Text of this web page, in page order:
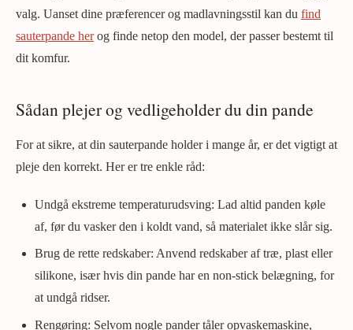
valg. Uanset dine præferencer og madlavningsstil kan du find
sauterpande herog finde netop den model, der passer bestemt til
dit komfur.
Sådan plejer og vedligeholder du din pande
For at sikre, at din sauterpande holder i mange år, er det vigtigt at
pleje den korrekt. Her er tre enkle råd:
Undgå ekstreme temperaturudsving: Lad altid panden køle
af, før du vasker den i koldt vand, så materialet ikke slår sig.
Brug de rette redskaber: Anvend redskaber af træ, plast eller
silikone, især hvis din pande har en non-stick belægning, for
at undgå ridser.
Rengøring: Selvom nogle pander tåler opvaskemaskine,